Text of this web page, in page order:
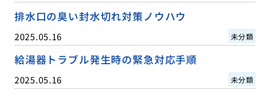
排水口の臭い封水切れ対策ノウハウ
2025.05.16 未分類
給湯器トラブル発生時の緊急対応手順
2025.05.16 未分類